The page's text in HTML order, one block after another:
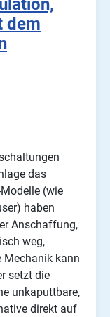
dem
das
(wie
haben
Anschaffung,
weg,
Mechanik kann
setzt die
unkaputtbare,
direkt auf